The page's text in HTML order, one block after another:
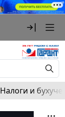
Налоги и